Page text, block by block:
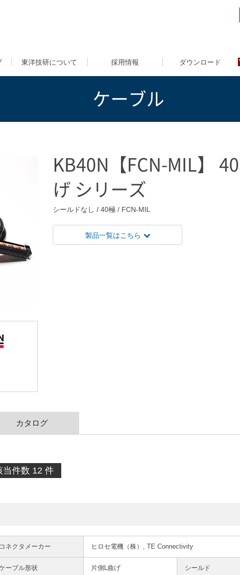
東洋技研について 採用情報 ダウンロード
ケーブル
KB40N【FCN-MIL】
げ シリーズ
シールドなし / 40極 / FCN-MIL
製品一覧はこちら
カタログ
当件数 12 件
コネクタメーカー ヒロセ電機（株）, TE Connectivity
ーブル形状 片側L曲げ シールド